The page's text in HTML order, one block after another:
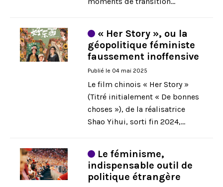
« Her Story », ou la
géopolitique féministe
faussement inoffensive
Publié le 04 mai 2025
Le film chinois « Her Story »
(Titré initialement « De bonnes
choses »), de la réalisatrice
Shao Yihui, sorti fin 2024,...
Le féminisme,
indispensable outil de
politique étrangère